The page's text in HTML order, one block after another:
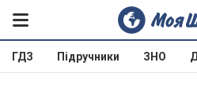
ГДЗ Підручники ЗНО